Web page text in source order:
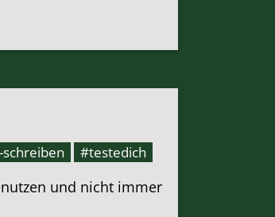
#testedich
und nicht immer